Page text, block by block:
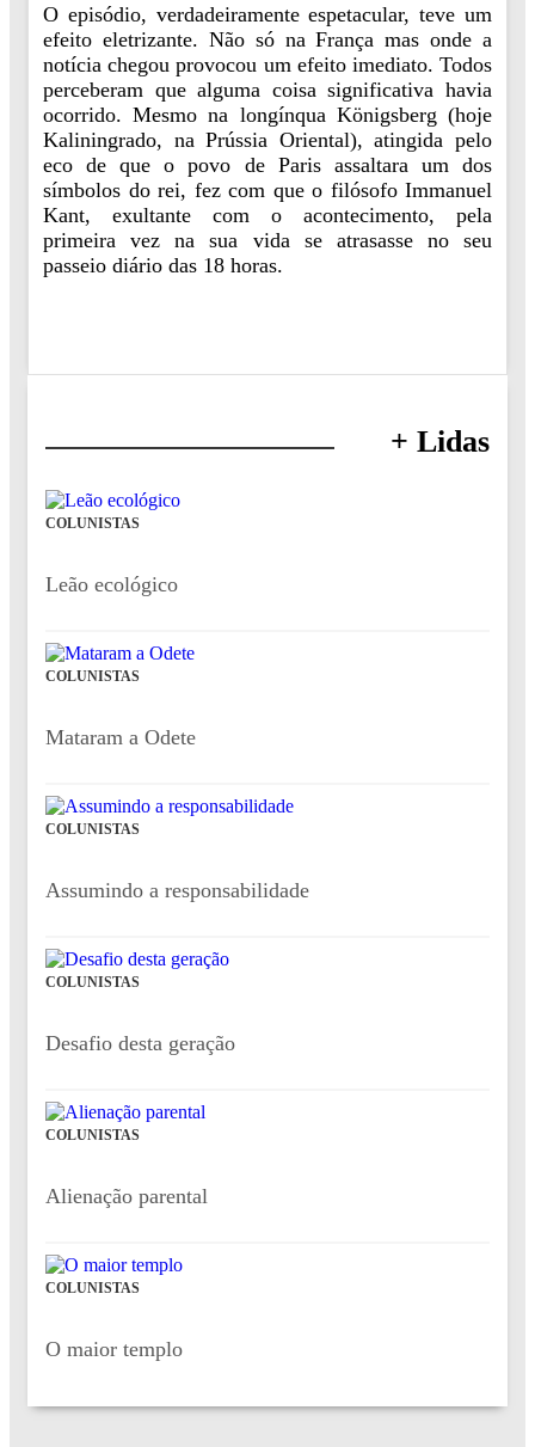
O episódio, verdadeiramente espetacular, teve um
efeito eletrizante. Não só na França mas onde a
notícia chegou provocou um efeito imediato. Todos
perceberam que alguma coisa significativa havia
ocorrido. Mesmo na longínqua Königsberg (hoje
Kaliningrado, na Prússia Oriental), atingida pelo
eco de que o povo de Paris assaltara um dos
símbolos do rei, fez com que o filósofo Immanuel
Kant, exultante com o acontecimento, pela
primeira vez na sua vida se atrasasse no seu
passeio diário das 18 horas.
+ Lidas
COLUNISTAS
Leão ecológico
COLUNISTAS
Mataram a Odete
COLUNISTAS
Assumindo a responsabilidade
COLUNISTAS
Desafio desta geração
COLUNISTAS
Alienação parental
COLUNISTAS
O maior templo